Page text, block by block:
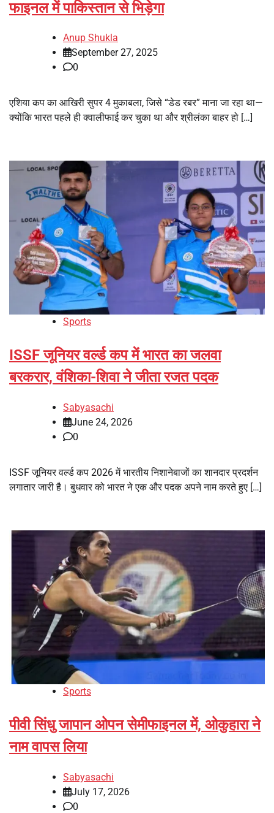
फाइनल में पाकिस्तान से भिड़ेगा
Anup Shukla
September 27, 2025
0
एशिया कप का आखिरी सुपर 4 मुकाबला, जिसे “डेड रबर” माना जा रहा था—
क्योंकि भारत पहले ही क्वालीफाई कर चुका था और श्रीलंका बाहर हो […]
Sports
ISSF जूनियर वर्ल्ड कप में भारत का जलवा
बरकरार, वंशिका-शिवा ने जीता रजत पदक
Sabyasachi
June 24, 2026
0
ISSF जूनियर वर्ल्ड कप 2026 में भारतीय निशानेबाजों का शानदार प्रदर्शन
लगातार जारी है। बुधवार को भारत ने एक और पदक अपने नाम करते हुए […]
Sports
पीवी सिंधु जापान ओपन सेमीफाइनल में, ओकुहारा ने
नाम वापस लिया
Sabyasachi
July 17, 2026
0